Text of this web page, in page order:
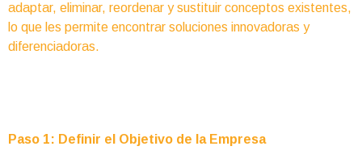
adaptar, eliminar, reordenar y sustituir conceptos existentes,
lo que les permite encontrar soluciones innovadoras y
diferenciadoras.
Paso 1: Definir el Objetivo de la Empresa